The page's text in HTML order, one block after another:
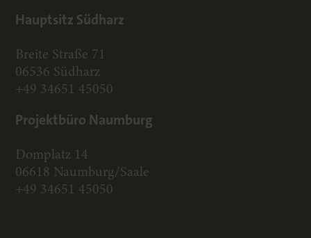
Hauptsitz Südharz
Breite Straße 71
06536 Südharz
+49 34651 45050
Projektbüro Naumburg
Domplatz 14
06618 Naumburg/Saale
+49 34651 45050